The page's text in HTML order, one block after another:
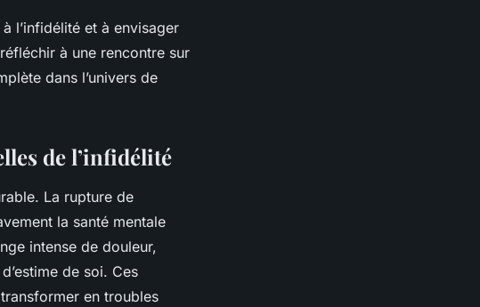
l’infidélité et à envisager
à une rencontre sur
dans l’univers de
de l’infidélité
La rupture de
la santé mentale
intense de douleur,
de soi. Ces
en troubles